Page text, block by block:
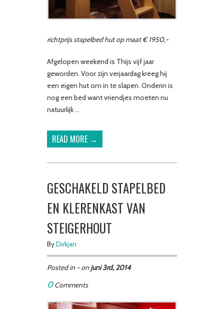
richtprijs stapelbed hut op maat € 1950,-
Afgelopen weekend is Thijs vijf jaar
geworden. Voor zijn verjaardag kreeg hij
een eigen hut om in te slapen. Onderin is
nog een bed want vriendjes moeten nu
natuurlijk …
READ MORE →
GESCHAKELD STAPELBED
EN KLERENKAST VAN
STEIGERHOUT
ByDirkjan
Posted in - on juni 3rd, 2014
0Comments